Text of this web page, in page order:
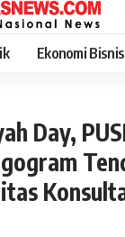
Ekonomi Bisnis
Day,